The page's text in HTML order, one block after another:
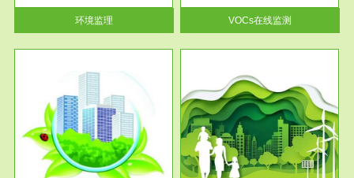
环境监理
率达...
VOCs在线监测
服务范围
政府/园区级VOCs综合管控服务
根据《石化行业挥发性有机物综